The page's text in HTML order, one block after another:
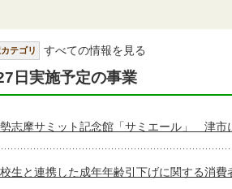
テゴリ すべての情報を見る
日実施予定の事業
志摩サミット記念館「サミエール」 津市
生と連携した成年年齢引下げに関する消費